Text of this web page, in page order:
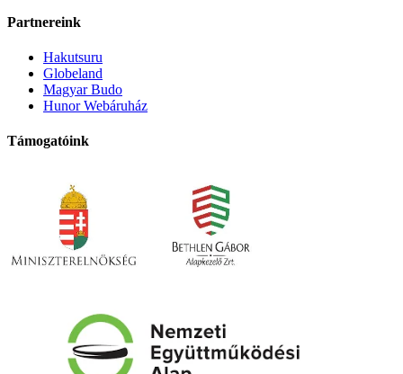
Partnereink
Hakutsuru
Globeland
Magyar Budo
Hunor Webáruház
Támogatóink